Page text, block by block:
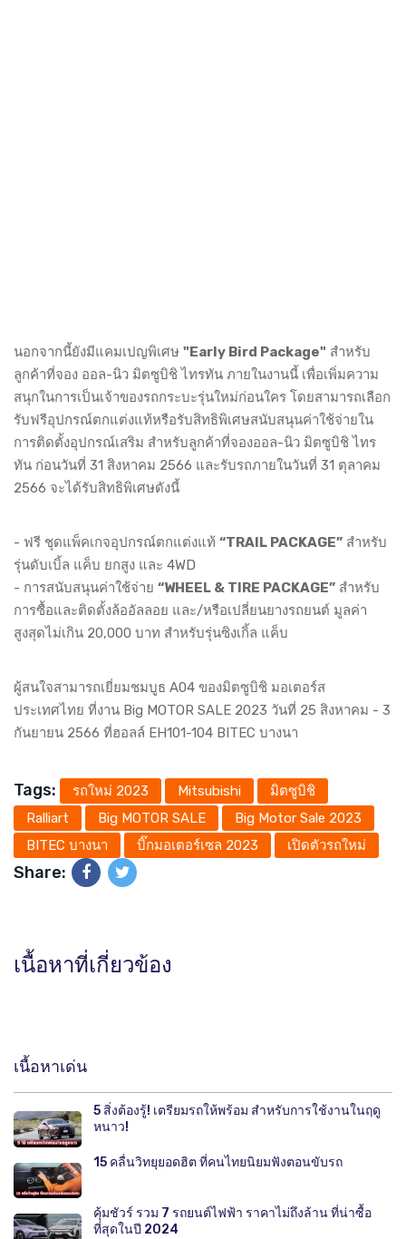
นอกจากนี้ยังมีแคมเปญพิเศษ "Early Bird Package" สำหรับ
ลูกค้าที่จอง ออล-นิว มิตซูบิชิ ไทรทัน ภายในงานนี้ เพื่อเพิ่มความ
สนุกในการเป็นเจ้าของรถกระบะรุ่นใหม่ก่อนใคร โดยสามารถเลือก
รับฟรีอุปกรณ์ตกแต่งแท้หรือรับสิทธิพิเศษสนับสนุนค่าใช้จ่ายใน
การติดตั้งอุปกรณ์เสริม สำหรับลูกค้าที่จองออล-นิว มิตซูบิชิ ไทร
ทัน ก่อนวันที่ 31 สิงหาคม 2566 และรับรถภายในวันที่ 31 ตุลาคม
2566 จะได้รับสิทธิพิเศษดังนี้
- ฟรี ชุดแพ็คเกจอุปกรณ์ตกแต่งแท้ “TRAIL PACKAGE” สำหรับ
รุ่นดับเบิ้ล แค็บ ยกสูง และ 4WD
- การสนับสนุนค่าใช้จ่าย “WHEEL & TIRE PACKAGE” สำหรับ
การซื้อและติดตั้งล้ออัลลอย และ/หรือเปลี่ยนยางรถยนต์ มูลค่า
สูงสุดไม่เกิน 20,000 บาท สำหรับรุ่นซิงเกิ้ล แค็บ
ผู้สนใจสามารถเยี่ยมชมบูธ A04 ของมิตซูบิชิ มอเตอร์ส
ประเทศไทย ที่งาน Big MOTOR SALE 2023 วันที่ 25 สิงหาคม - 3
กันยายน 2566 ที่ฮอลล์ EH101-104 BITEC บางนา
Tags: รถใหม่ 2023 Mitsubishi
มิตซูบิชิ
Ralliart
Big MOTOR SALE
Big Motor Sale 2023
BITEC บางนา
บิ๊กมอเตอร์เซล 2023 เปิดตัวรถใหม่
Share:
เนื้อหาที่เกี่ยวข้อง
เนื้อหาเด่น
5 สิ่งต้องรู้! เตรียมรถให้พร้อม สำหรับการใช้งานในฤดู
หนาว!
15 คลื่นวิทยุยอดฮิต ที่คนไทยนิยมฟังตอนขับรถ
คุ้มชัวร์ รวม 7 รถยนต์ไฟฟ้า ราคาไม่ถึงล้าน ที่น่าซื้อ
ที่สุดในปี 2024